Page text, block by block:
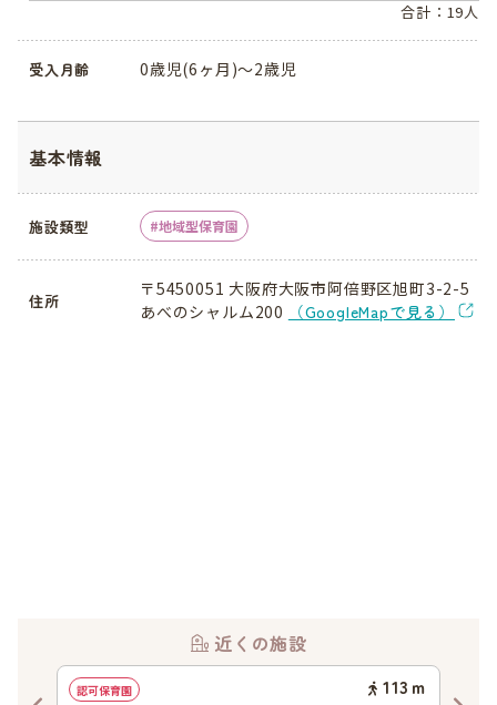
合計：19人
受入月齢 0歳児(6ヶ月)～2歳児
基本情報
施設類型 地域型保育園
住所
〒5450051 大阪府大阪市阿倍野区旭町3-2-5
あべのシャルム200
（GoogleMapで見る）
近くの施設
認可保育園 113 ｍ